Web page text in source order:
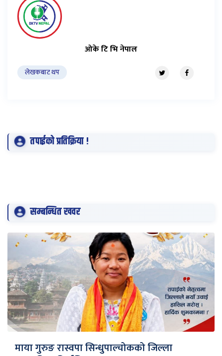
ओके टि भि नेपाल
लेखकबाट थप
तपाईको प्रतिक्रिया !
सम्बन्धित खवर
माया गुरुङ रास्वपा सिन्धुपाल्चोकको जिल्ला